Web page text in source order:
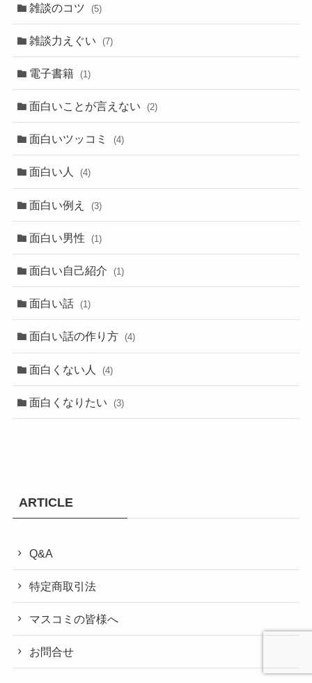
雑談のコツ (5)
雑談力えぐい (7)
電子書籍 (1)
面白いことが言えない (2)
面白いツッコミ (4)
面白い人 (4)
面白い例え (3)
面白い男性 (1)
面白い自己紹介 (1)
面白い話 (1)
面白い話の作り方 (4)
面白くない人 (4)
面白くなりたい (3)
ARTICLE
Q&A
特定商取引法
マスコミの皆様へ
お問合せ